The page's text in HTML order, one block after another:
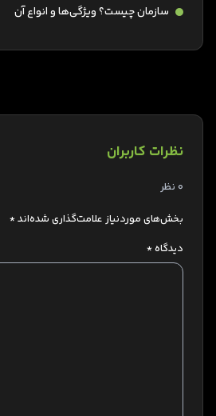
سازمان چیست؟ ویژگی‌ها و انواع آن
نظرات کاربران
0 نظر
بخش‌های موردنیاز علامت‌گذاری شده‌اند*
دیدگاه*